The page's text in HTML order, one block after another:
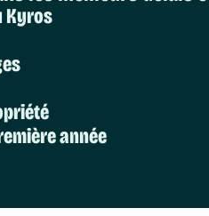
Kyros
année